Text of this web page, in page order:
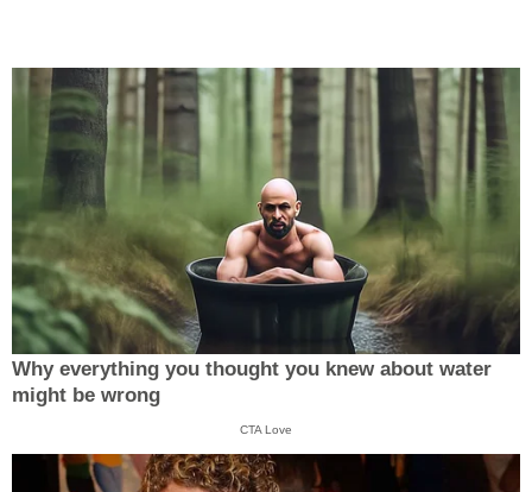
Why everything you thought you knew about water
might be wrong
CTA Love